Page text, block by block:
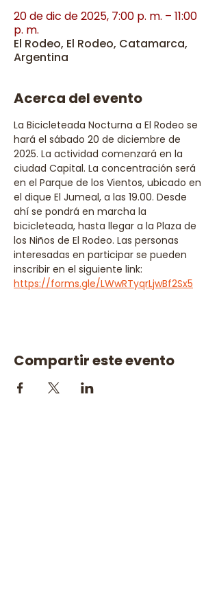
20 de dic de 2025, 7:00 p. m. – 11:00
p. m.
El Rodeo, El Rodeo, Catamarca,
Argentina
Acerca del evento
La Bicicleteada Nocturna a El Rodeo se
hará el sábado 20 de diciembre de
2025. La actividad comenzará en la
ciudad Capital. La concentración será
en el Parque de los Vientos, ubicado en
el dique El Jumeal, a las 19.00. Desde
ahí se pondrá en marcha la
bicicleteada, hasta llegar a la Plaza de
los Niños de El Rodeo. Las personas
interesadas en participar se pueden
inscribir en el siguiente link:
https://forms.gle/LWwRTyqrLjwBf2Sx5
Compartir este evento